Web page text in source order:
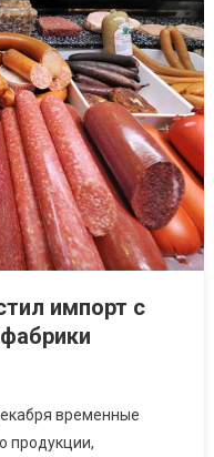
импорт с
временные
продукции,